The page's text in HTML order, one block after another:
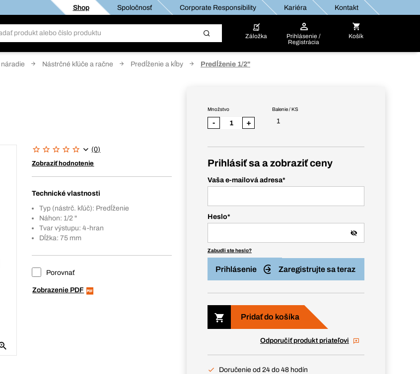
Shop Spoločnosť Corporate Responsibility Kariéra Kontakt
Záložka
Prihlásenie /
Registrácia
Košík
Nástrčné kľúče a račne Predĺženie a kĺby Predĺženie 1/2"
(0)
Zobraziť hodnotenie
Technické vlastnosti
Typ (nástrč. kľúč): Predĺženie
Náhon: 1/2 "
Tvar výstupu: 4-hran
Dĺžka: 75 mm
Porovnať
Zobrazenie PDF
Balenie / KS
1
Množstvo
- +
Prihlásiť sa a zobraziť ceny
Vaša e-mailová adresa*
Heslo*
Zabudli ste heslo?
Prihlásenie Zaregistrujte sa teraz
Pridať do košíka
Odporučiť produkt priateľovi
Doručenie od 24 do 48 hodín